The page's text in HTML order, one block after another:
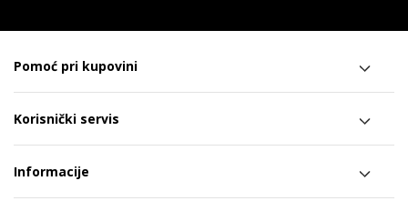
Pomoć pri kupovini
Korisnički servis
Informacije